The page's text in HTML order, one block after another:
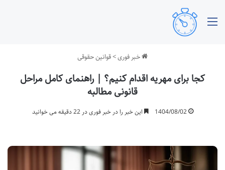
خبر فوری>قوانین حقوقی
کجا برای مهریه اقدام کنیم؟ | راهنمای کامل مراحل
قانونی مطالبه
1404/08/02 این خبر را در خبر فوری در 22 دقیقه می خوانید